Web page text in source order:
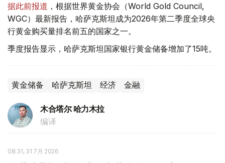
据此前报道 ，根据世界黄金协会（World Gold Council,
WGC）最新报告，哈萨克斯坦成为2026年第二季度全球央
行黄金购买量排名前五的国家之一。
季度报告显示，哈萨克斯坦国家银行黄金储备增加了15吨。
黄金储备 哈萨克斯坦 经济 金融
木合塔尔 哈力木拉
编译
08:31, 31 7月 2026